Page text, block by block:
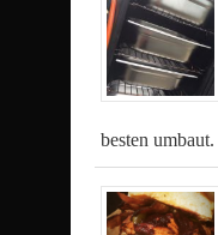
besten umbaut.